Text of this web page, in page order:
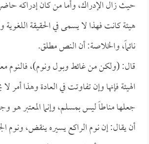
حيث زال الإدراك، وأما من كان إدراكه
هيئة كانت فهذا لا يسمى في الحقيقة اللغوية
نائماً، والخلاصة: أن النص مطلق.
قال: (ولكن من غائط وبول ونوم)، فالنوم
الهيئة فإنها وإن تفاوتت في العادة وهذا أمر
جعلها مناطاً ليس بمسلم، وإنما المعتبر هو
أن يقال: إن نوم الراكع يسيره ينقض، ونوم